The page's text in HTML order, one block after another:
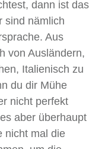
dann ist das
sind nämlich
Aus
von Ausländern,
Italienisch zu
du dir Mühe
nicht perfekt
aber überhaupt
nicht mal die